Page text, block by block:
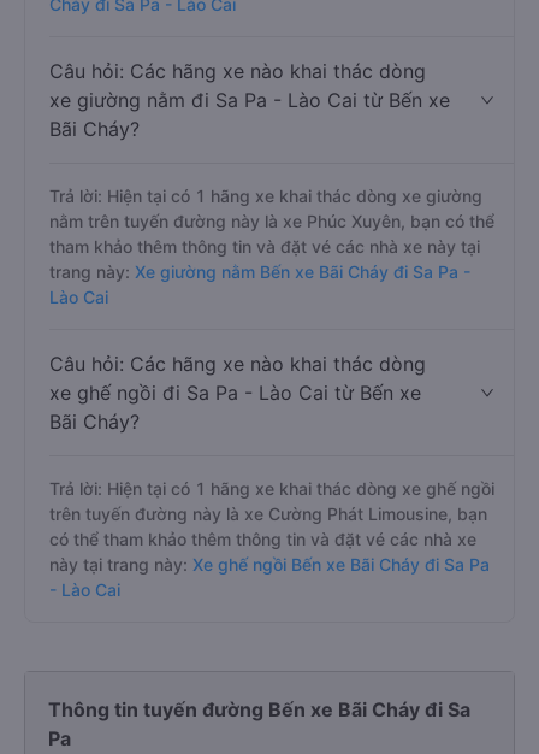
Cháy đi Sa Pa - Lào Cai
Câu hỏi: Các hãng xe nào khai thác dòng
xe giường nằm đi Sa Pa - Lào Cai từ Bến xe
Bãi Cháy?
Trả lời: Hiện tại có 1 hãng xe khai thác dòng xe giường
nằm trên tuyến đường này là xe Phúc Xuyên, bạn có thể
tham khảo thêm thông tin và đặt vé các nhà xe này tại
trang này: Xe giường nằm Bến xe Bãi Cháy đi Sa Pa -
Lào Cai
Câu hỏi: Các hãng xe nào khai thác dòng
xe ghế ngồi đi Sa Pa - Lào Cai từ Bến xe
Bãi Cháy?
Trả lời: Hiện tại có 1 hãng xe khai thác dòng xe ghế ngồi
trên tuyến đường này là xe Cường Phát Limousine, bạn
có thể tham khảo thêm thông tin và đặt vé các nhà xe
này tại trang này: Xe ghế ngồi Bến xe Bãi Cháy đi Sa Pa
- Lào Cai
Thông tin tuyến đường Bến xe Bãi Cháy đi Sa
Pa